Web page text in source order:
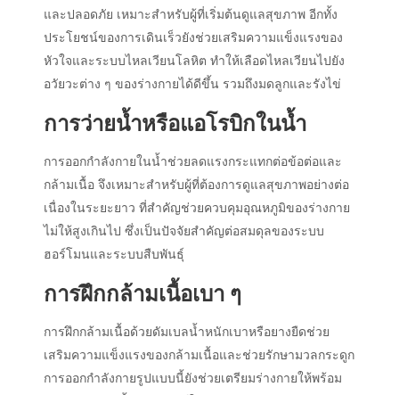
และปลอดภัย เหมาะสำหรับผู้ที่เริ่มต้นดูแลสุขภาพ อีกทั้ง
ประโยชน์ของการเดินเร็วยังช่วยเสริมความแข็งแรงของ
หัวใจและระบบไหลเวียนโลหิต ทำให้เลือดไหลเวียนไปยัง
อวัยวะต่าง ๆ ของร่างกายได้ดีขึ้น รวมถึงมดลูกและรังไข่
การว่ายน้ำหรือแอโรบิกในน้ำ
การออกกำลังกายในน้ำช่วยลดแรงกระแทกต่อข้อต่อและ
กล้ามเนื้อ จึงเหมาะสำหรับผู้ที่ต้องการดูแลสุขภาพอย่างต่อ
เนื่องในระยะยาว ที่สำคัญช่วยควบคุมอุณหภูมิของร่างกาย
ไม่ให้สูงเกินไป ซึ่งเป็นปัจจัยสำคัญต่อสมดุลของระบบ
ฮอร์โมนและระบบสืบพันธุ์
การฝึกกล้ามเนื้อเบา ๆ
การฝึกกล้ามเนื้อด้วยดัมเบลน้ำหนักเบาหรือยางยืดช่วย
เสริมความแข็งแรงของกล้ามเนื้อและช่วยรักษามวลกระดูก
การออกกำลังกายรูปแบบนี้ยังช่วยเตรียมร่างกายให้พร้อม